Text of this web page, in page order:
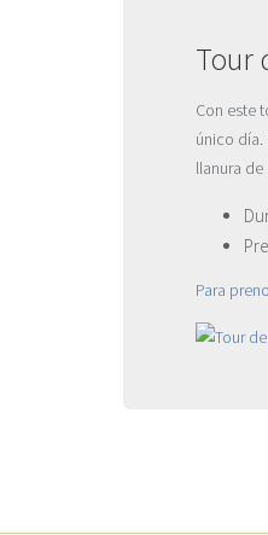
Tour
Con este
único día.
llanura
Para